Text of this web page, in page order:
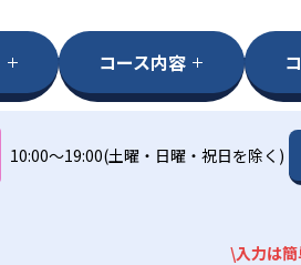
コース内容
10:00～19:00(土曜・日曜・祝日を除く)
\入力は